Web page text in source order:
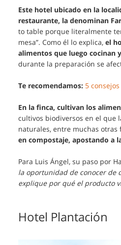
Este hotel ubicado en la
restaurante, la denominan
to table porque literalmente
mesa”. Como él lo explica, el
alimentos que luego cocinan
durante la preparación se
Te recomendamos: 5
En la finca, cultivan los
cultivos biodiversos en el que
naturales, entre muchas otras
en compostaje, apostando a
Para Luis Ángel, su paso por
la oportunidad de conocer de
explique por qué el producto
Hotel Plantación